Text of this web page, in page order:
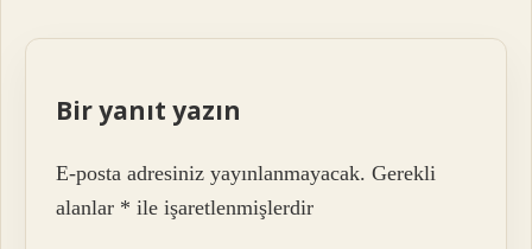
Bir yanıt yazın
E-posta adresiniz yayınlanmayacak. Gerekli
alanlar * ile işaretlenmişlerdir